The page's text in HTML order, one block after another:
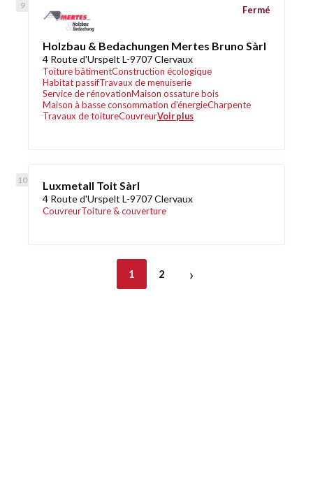
Holzbau & Bedachungen Mertes Bruno Sàrl
4 Route d'Urspelt L-9707 Clervaux
Toiture bâtimentConstruction écologique
Habitat passifTravaux de menuiserie
Service de rénovationMaison ossature bois
Maison à basse consommation d'énergieCharpente
Travaux de toitureCouvreurVoir plus
Fermé
Luxmetall Toit Sàrl
4 Route d'Urspelt L-9707 Clervaux
CouvreurToiture & couverture
1 2 ›